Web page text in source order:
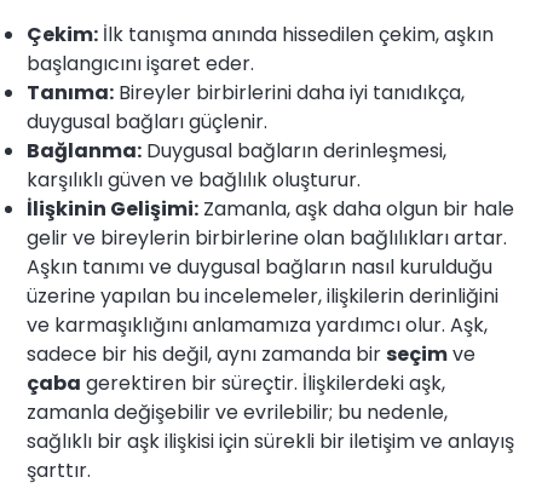
Çekim: İlk tanışma anında hissedilen çekim, aşkın
başlangıcını işaret eder.
Tanıma: Bireyler birbirlerini daha iyi tanıdıkça,
duygusal bağları güçlenir.
Bağlanma: Duygusal bağların derinleşmesi,
karşılıklı güven ve bağlılık oluşturur.
İlişkinin Gelişimi: Zamanla, aşk daha olgun bir hale
gelir ve bireylerin birbirlerine olan bağlılıkları artar.
Aşkın tanımı ve duygusal bağların nasıl kurulduğu
üzerine yapılan bu incelemeler, ilişkilerin derinliğini
ve karmaşıklığını anlamamıza yardımcı olur. Aşk,
sadece bir his değil, aynı zamanda birseçimve
çaba gerektiren bir süreçtir. İlişkilerdeki aşk,
zamanla değişebilir ve evrilebilir; bu nedenle,
sağlıklı bir aşk ilişkisi için sürekli bir iletişim ve anlayış
şarttır.